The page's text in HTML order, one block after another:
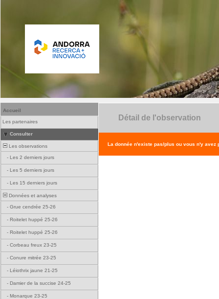
Accueil
Les partenaires
Consulter
Les observations
- Les 2 derniers jours
- Les 5 derniers jours
- Les 15 derniers jours
Données et analyses
- Grue cendrée 25-26
- Roitelet huppé 25-26
- Roitelet huppé 25-26
- Corbeau freux 23-25
- Conure mitrée 23-25
- Léiothrix jaune 21-25
- Damier de la succise 24-25
- Monarque 23-25
Détail de l'observation
La donnée n'existe pas/plus ou vous n'y avez